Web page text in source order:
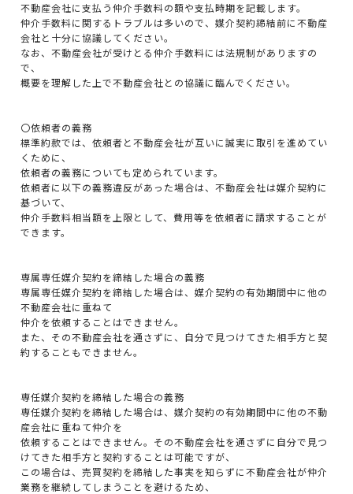
不動産会社に支払う仲介手数料の額や支払時期を記載します。
仲介手数料に関するトラブルは多いので、媒介契約締結前に不動産
会社と十分に協議してください。
なお、不動産会社が受けとる仲介手数料には法規制がありますの
で、
概要を理解した上で不動産会社との協議に臨んでください。
〇依頼者の義務
標準約款では、依頼者と不動産会社が互いに誠実に取引を進めてい
くために、
依頼者の義務についても定められています。
依頼者に以下の義務違反があった場合は、不動産会社は媒介契約に
基づいて、
仲介手数料相当額を上限として、費用等を依頼者に請求することが
できます。
専属専任媒介契約を締結した場合の義務
専属専任媒介契約を締結した場合は、媒介契約の有効期間中に他の
不動産会社に重ねて
仲介を依頼することはできません。
また、その不動産会社を通さずに、自分で見つけてきた相手方と契
約することもできません。
専任媒介契約を締結した場合の義務
専任媒介契約を締結した場合は、媒介契約の有効期間中に他の不動
産会社に重ねて仲介を
依頼することはできません。その不動産会社を通さずに自分で見つ
けてきた相手方と契約することは可能ですが、
この場合は、売買契約を締結した事実を知らずに不動産会社が仲介
業務を継続してしまうことを避けるため、